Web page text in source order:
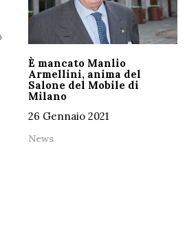
È mancato Manlio
Armellini, anima del
Salone del Mobile di
Milano
26 Gennaio 2021
News